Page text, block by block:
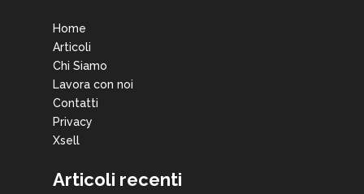
Home
Articoli
Chi Siamo
Lavora con noi
Contatti
Privacy
Xsell
Articoli recenti